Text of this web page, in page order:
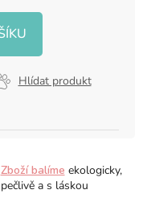
Hlídat produkt
Zboží balíme ekologicky,
pečlivě a s láskou